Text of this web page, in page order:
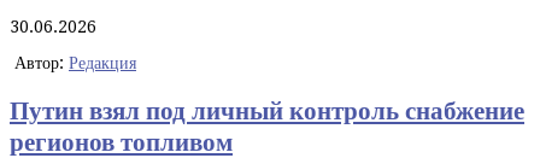
30.06.2026
Автор: Редакция
Путин взял под личный контроль снабжение
регионов топливом